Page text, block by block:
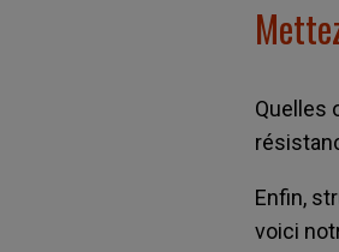
Quelles
Enfin,
voici